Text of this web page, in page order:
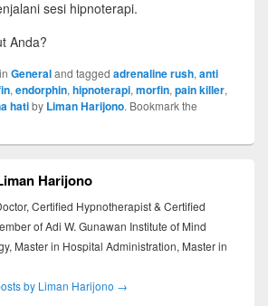
sesi hipnoterapi.
Anda?
Generaland tagged adrenaline rush, anti
, endorphin, hipnoterapi, morfin, pain killer,
hatiby Liman Harijono. Bookmark the
Harijono
Certified Hypnotherapist & Certified
of Adi W. Gunawan Institute of Mind
Master in Hospital Administration, Master in
by Liman Harijono →